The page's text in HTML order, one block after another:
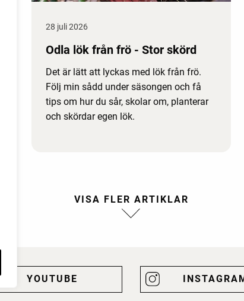
28 juli 2026
Odla lök från frö - Stor skörd
Det är lätt att lyckas med lök från frö.
Följ min sådd under säsongen och få
tips om hur du sår, skolar om, planterar
och skördar egen lök.
YOUTUBE